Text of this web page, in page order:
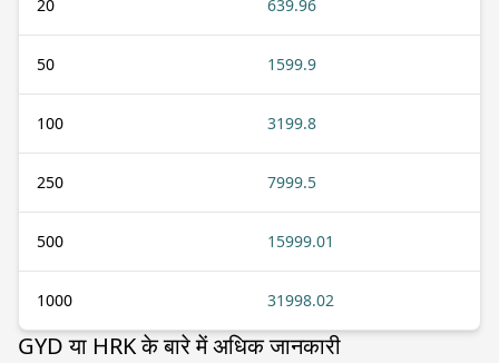
20 639.96
50 1599.9
100 3199.8
250 7999.5
500 15999.01
1000 31998.02
GYD या HRK के बारे में अधिक जानकारी